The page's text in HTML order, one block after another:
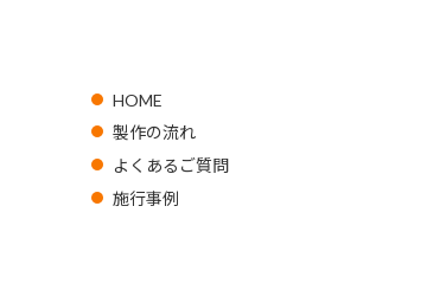
HOME
製作の流れ
よくあるご質問
施行事例